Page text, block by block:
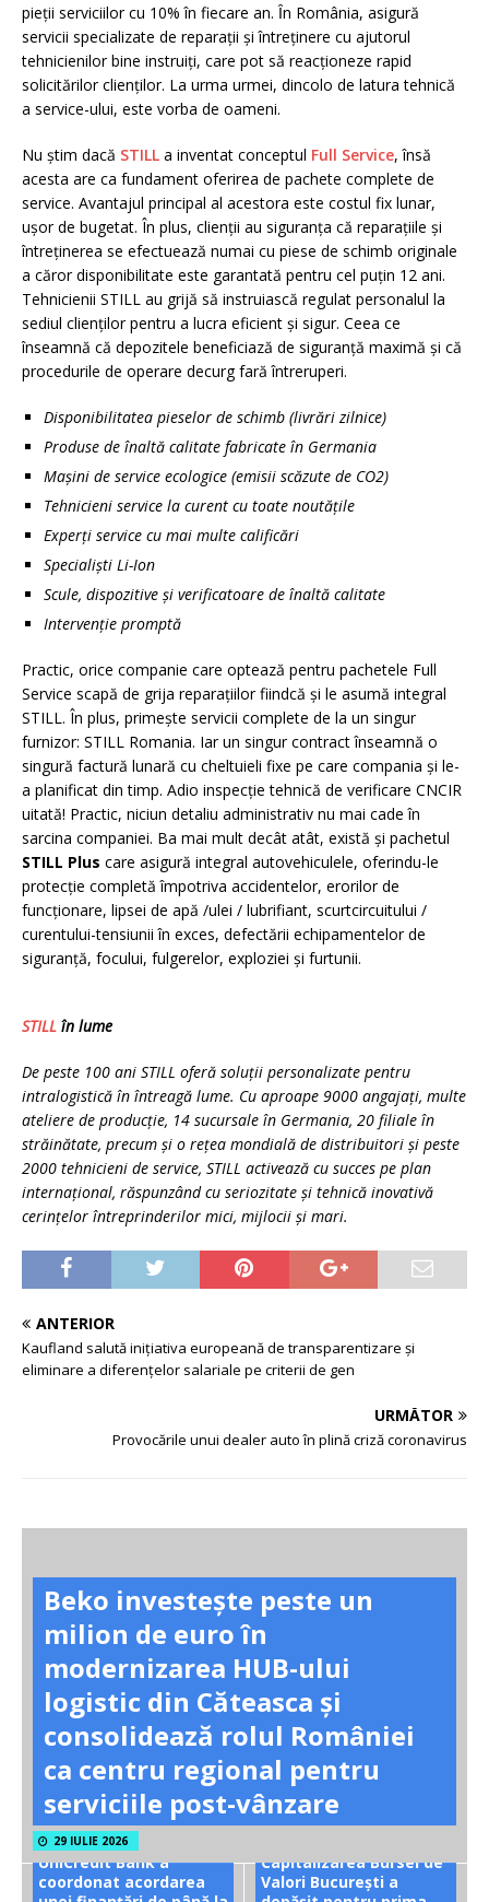
pieţii serviciilor cu 10% în fiecare an. Ȋn România, asigură
servicii specializate de reparații și întreținere cu ajutorul
tehnicienilor bine instruiți, care pot să reacționeze rapid
solicitărilor clienților. La urma urmei, dincolo de latura tehnică
a service-ului, este vorba de oameni.
Nu ştim dacă STILL a inventat conceptul Full Service, însă
acesta are ca fundament oferirea de pachete complete de
service. Avantajul principal al acestora este costul fix lunar,
ușor de bugetat. În plus, clienții au siguranța că reparațiile și
întreținerea se efectuează numai cu piese de schimb originale
a căror disponibilitate este garantată pentru cel puțin 12 ani.
Tehnicienii STILL au grijă să instruiască regulat personalul la
sediul clienților pentru a lucra eficient și sigur. Ceea ce
înseamnă că depozitele beneficiază de siguranță maximă și că
procedurile de operare decurg fară întreruperi.
Disponibilitatea pieselor de schimb (livrări zilnice)
Produse de înaltă calitate fabricate în Germania
Mașini de service ecologice (emisii scăzute de CO2)
Tehnicieni service la curent cu toate noutățile
Experți service cu mai multe calificări
Specialiști Li-Ion
Scule, dispozitive și verificatoare de înaltă calitate
Intervenție promptă
Practic, orice companie care optează pentru pachetele Full
Service scapă de grija reparațiilor fiindcă și le asumă integral
STILL. În plus, primește servicii complete de la un singur
furnizor: STILL Romania. Iar un singur contract înseamnă o
singură factură lunară cu cheltuieli fixe pe care compania și le-
a planificat din timp. Adio inspecție tehnică de verificare CNCIR
uitată! Practic, niciun detaliu administrativ nu mai cade în
sarcina companiei. Ba mai mult decât atât, există și pachetul
STILL Plus care asigură integral autovehiculele, oferindu-le
protecție completă împotriva accidentelor, erorilor de
funcționare, lipsei de apă /ulei / lubrifiant, scurtcircuitului /
curentului-tensiunii în exces, defectării echipamentelor de
siguranță, focului, fulgerelor, exploziei și furtunii.
STILL în lume
De peste 100 ani STILL oferă soluții personalizate pentru
intralogistică în întreagă lume. Cu aproape 9000 angajați, multe
ateliere de producție, 14 sucursale în Germania, 20 filiale în
străinătate, precum și o rețea mondială de distribuitori și peste
2000 tehnicieni de service, STILL activează cu succes pe plan
internaţional, răspunzând cu seriozitate și tehnică inovativă
cerințelor întreprinderilor mici, mijlocii și mari.
ANTERIOR
Kaufland salută inițiativa europeană de transparentizare și
eliminare a diferențelor salariale pe criterii de gen
URMĂTOR
Provocările unui dealer auto în plină criză coronavirus
Beko investește peste un
milion de euro în
modernizarea HUB-ului
logistic din Căteasca și
consolidează rolul României
ca centru regional pentru
serviciile post-vânzare
29 IULIE 2026
UniCredit Bank a
coordonat acordarea
Capitalizarea Bursei de
Valori București a